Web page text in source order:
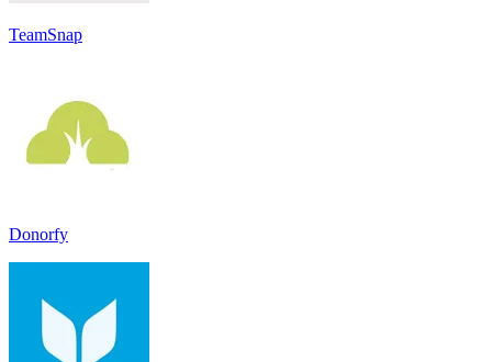
TeamSnap
Donorfy